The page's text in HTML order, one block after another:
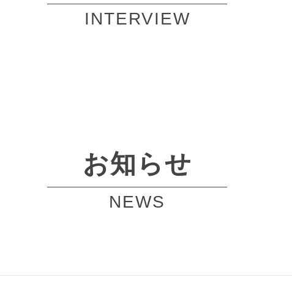
INTERVIEW
お知らせ
NEWS